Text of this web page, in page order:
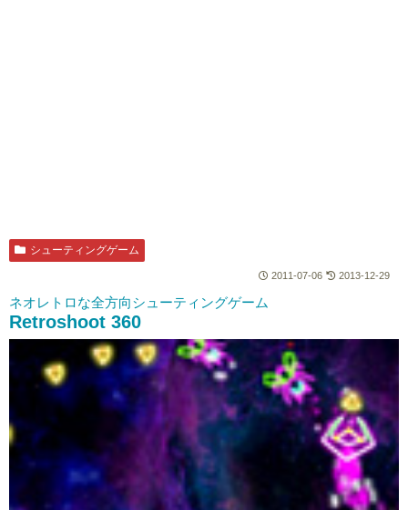
シューティングゲーム
2011-07-06 2013-12-29
ネオレトロな全方向シューティングゲーム
Retroshoot 360